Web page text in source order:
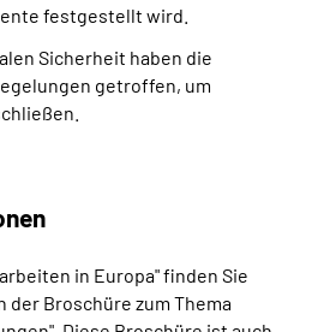
festgestellt wird.
Sicherheit haben die
getroffen, um
in Europa"finden Sie
der Broschüre zum Thema